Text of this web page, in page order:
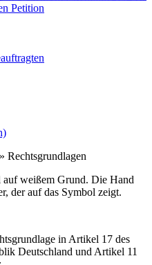
Petition
» Rechtsgrundlagen
in Artikel 17 des
Deutschland und Artikel 11